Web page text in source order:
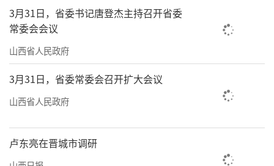
3月31日，省委书记唐登杰主持召开省委
常委会会议
山西省人民政府
3月31日，省委常委会召开扩大会议
山西省人民政府
卢东亮在晋城市调研